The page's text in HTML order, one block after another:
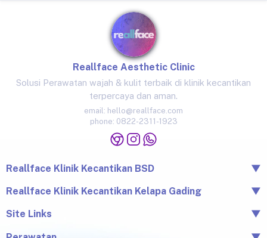
Reallface Aesthetic Clinic
Solusi Perawatan wajah & kulit terbaik di klinik kecantikan
terpercaya dan aman.
email: hello@reallface.com
phone: 0822-2311-1923
Reallface Klinik Kecantikan BSD
▼
Banten 15345
0822-2311-1923
Reallface Klinik Kecantikan Kelapa Gading
▼
Gading, Jkt Utara, Daerah Khusus Ibukota Jakarta 14240
Site Links
▼
Beranda